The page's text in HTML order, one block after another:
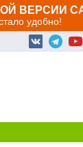
ВЕРСИИ
удобно!